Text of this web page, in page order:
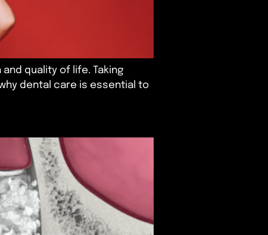
quality of life. Taking
dental care is essential to